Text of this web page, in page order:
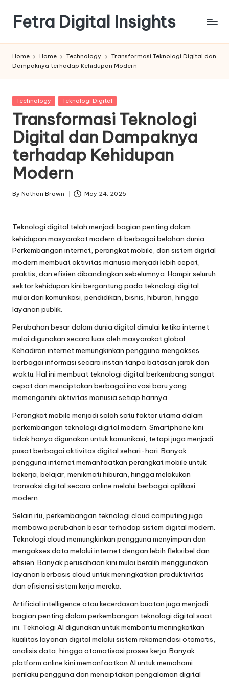
content
Fetra Digital Insights
Home Home Technology
Transformasi Teknologi Digital dan
Dampaknya terhadap Kehidupan Modern
Posted
Technology Teknologi Digital
Transformasi Teknologi
Digital dan Dampaknya
terhadap Kehidupan
Modern
Posted
By Nathan Brown May 24, 2026
Teknologi digital telah menjadi bagian penting dalam
kehidupan masyarakat modern di berbagai belahan dunia.
Perkembangan internet, perangkat mobile, dan sistem digital
modern membuat aktivitas manusia menjadi lebih cepat,
praktis, dan efisien dibandingkan sebelumnya. Hampir seluruh
sektor kehidupan kini bergantung pada teknologi digital,
mulai dari komunikasi, pendidikan, bisnis, hiburan, hingga
layanan publik.
Perubahan besar dalam dunia digital dimulai ketika internet
mulai digunakan secara luas oleh masyarakat global.
Kehadiran internet memungkinkan pengguna mengakses
berbagai informasi secara instan tanpa batasan jarak dan
waktu. Hal ini membuat teknologi digital berkembang sangat
cepat dan menciptakan berbagai inovasi baru yang
memengaruhi aktivitas manusia setiap harinya.
Perangkat mobile menjadi salah satu faktor utama dalam
perkembangan teknologi digital modern. Smartphone kini
tidak hanya digunakan untuk komunikasi, tetapi juga menjadi
pusat berbagai aktivitas digital sehari-hari. Banyak
pengguna internet memanfaatkan perangkat mobile untuk
bekerja, belajar, menikmati hiburan, hingga melakukan
transaksi digital secara online melalui berbagai aplikasi
modern.
Selain itu, perkembangan teknologi cloud computing juga
membawa perubahan besar terhadap sistem digital modern.
Teknologi cloud memungkinkan pengguna menyimpan dan
mengakses data melalui internet dengan lebih fleksibel dan
efisien. Banyak perusahaan kini mulai beralih menggunakan
layanan berbasis cloud untuk meningkatkan produktivitas
dan efisiensi sistem kerja mereka.
Artificial intelligence atau kecerdasan buatan juga menjadi
bagian penting dalam perkembangan teknologi digital saat
ini. Teknologi AI digunakan untuk membantu meningkatkan
kualitas layanan digital melalui sistem rekomendasi otomatis,
analisis data, hingga otomatisasi proses kerja. Banyak
platform online kini memanfaatkan AI untuk memahami
perilaku pengguna dan menciptakan pengalaman digital